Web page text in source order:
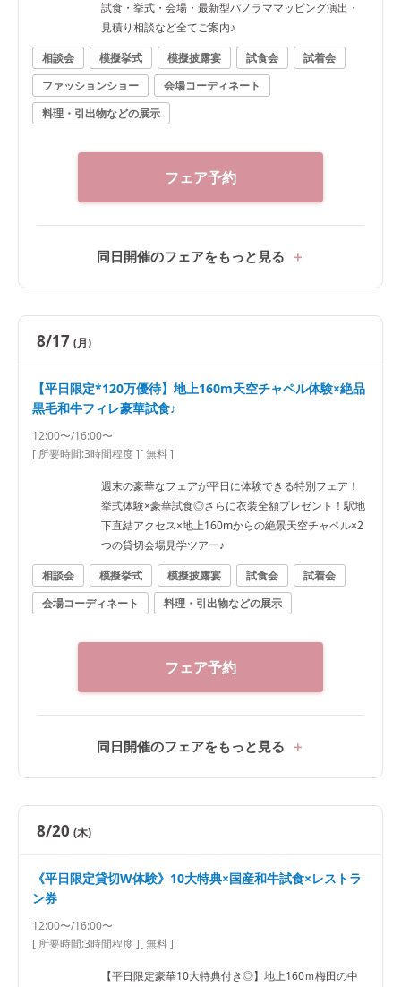
試食・挙式・会場・最新型パノラママッピング演出・
見積り相談など全てご案内♪
相談会
模擬挙式 模擬披露宴 試食会
試着会
ファッションショー
会場コーディネート
料理・引出物などの展示
フェア予約
同日開催のフェアをもっと見る
8/17 (月)
【平日限定*120万優待】地上160m天空チャペル体験×絶品
黒毛和牛フィレ豪華試食♪
12:00〜/16:00〜
[ 所要時間:3時間程度][ 無料 ]
週末の豪華なフェアが平日に体験できる特別フェア！
挙式体験×豪華試食◎さらに衣装全額プレゼント！駅地
下直結アクセス×地上160mからの絶景天空チャペル×2
つの貸切会場見学ツアー♪
相談会
模擬挙式 模擬披露宴 試食会
試着会
会場コーディネート
料理・引出物などの展示
フェア予約
同日開催のフェアをもっと見る
8/20 (木)
《平日限定貸切W体験》10大特典×国産和牛試食×レストラ
ン券
12:00〜/16:00〜
[ 所要時間:3時間程度][ 無料 ]
【平日限定豪華10大特典付き◎】地上160ｍ梅田の中